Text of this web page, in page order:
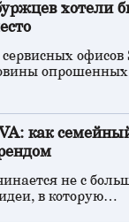
хотели
опрошенных
как
не с
в которую…